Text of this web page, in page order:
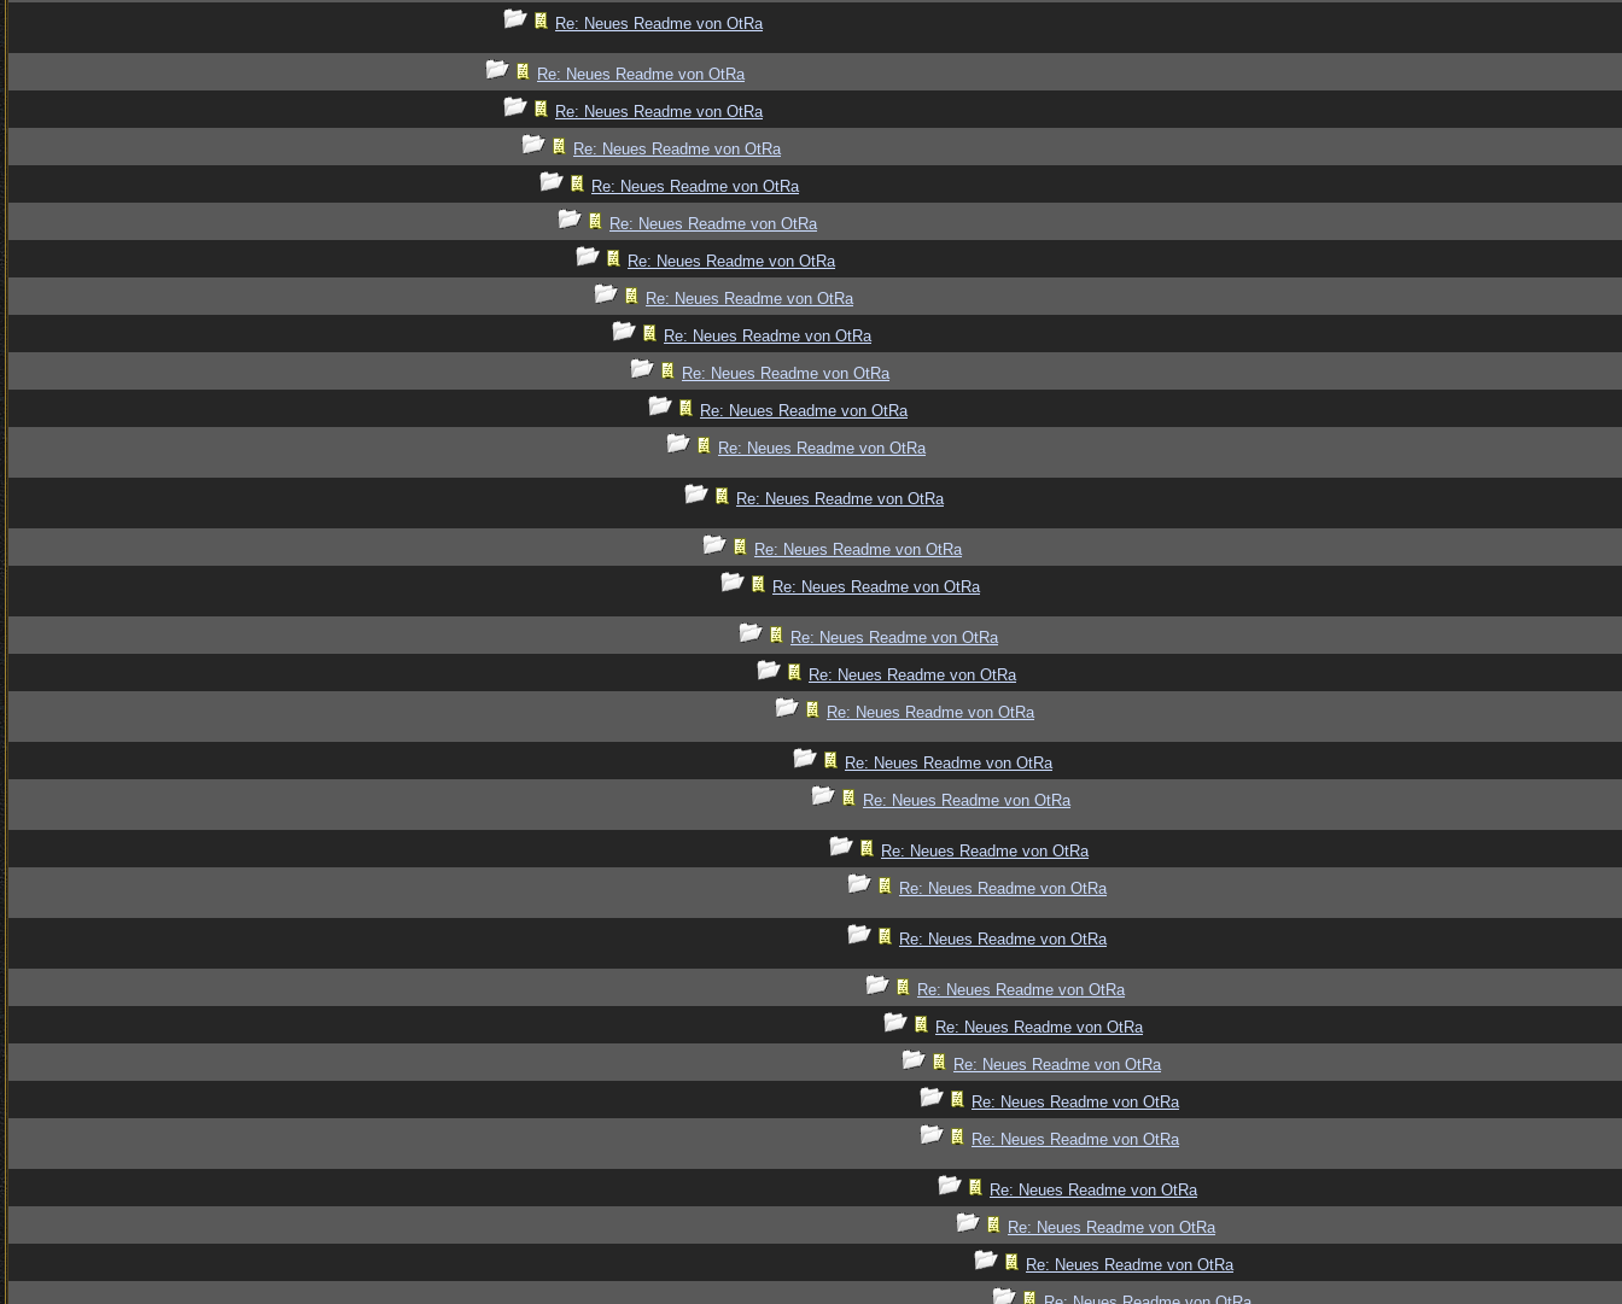
Re: Neues Readme von OtRa
Re: Neues Readme von OtRa
Re: Neues Readme von OtRa
Re: Neues Readme von OtRa
Re: Neues Readme von OtRa
Re: Neues Readme von OtRa
Re: Neues Readme von OtRa
Re: Neues Readme von OtRa
Re: Neues Readme von OtRa
Re: Neues Readme von OtRa
Re: Neues Readme von OtRa
Re: Neues Readme von OtRa
Re: Neues Readme von OtRa
Re: Neues Readme von OtRa
Re: Neues Readme von OtRa
Re: Neues Readme von OtRa
Re: Neues Readme von OtRa
Re: Neues Readme von OtRa
Re: Neues Readme von OtRa
Re: Neues Readme von OtRa
Re: Neues Readme von OtRa
Re: Neues Readme von OtRa
Re: Neues Readme von OtRa
Re: Neues Readme von OtRa
Re: Neues Readme von OtRa
Re: Neues Readme von OtRa
Re: Neues Readme von OtRa
Re: Neues Readme von OtRa
Re: Neues Readme von OtRa
Re: Neues Readme von OtRa
Re: Neues Readme von OtRa